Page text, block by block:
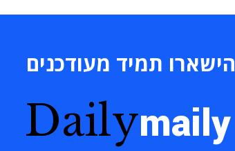
הישארו תמיד מעודכנים
Dailymaily